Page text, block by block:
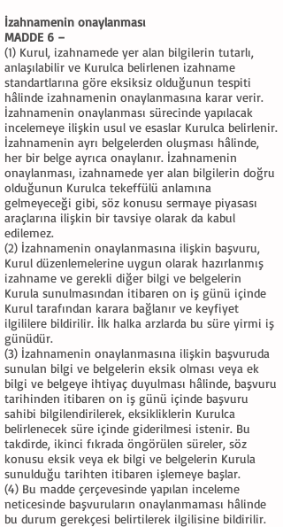
İzahnamenin onaylanması
MADDE 6 –
(1) Kurul, izahnamede yer alan bilgilerin tutarlı,
anlaşılabilir ve Kurulca belirlenen izahname
standartlarına göre eksiksiz olduğunun tespiti
hâlinde izahnamenin onaylanmasına karar verir.
İzahnamenin onaylanması sürecinde yapılacak
incelemeye ilişkin usul ve esaslar Kurulca belirlenir.
İzahnamenin ayrı belgelerden oluşması hâlinde,
her bir belge ayrıca onaylanır. İzahnamenin
onaylanması, izahnamede yer alan bilgilerin doğru
olduğunun Kurulca tekeffülü anlamına
gelmeyeceği gibi, söz konusu sermaye piyasası
araçlarına ilişkin bir tavsiye olarak da kabul
edilemez.
(2) İzahnamenin onaylanmasına ilişkin başvuru,
Kurul düzenlemelerine uygun olarak hazırlanmış
izahname ve gerekli diğer bilgi ve belgelerin
Kurula sunulmasından itibaren on iş günü içinde
Kurul tarafından karara bağlanır ve keyfiyet
ilgililere bildirilir. İlk halka arzlarda bu süre yirmi iş
günüdür.
(3) İzahnamenin onaylanmasına ilişkin başvuruda
sunulan bilgi ve belgelerin eksik olması veya ek
bilgi ve belgeye ihtiyaç duyulması hâlinde, başvuru
tarihinden itibaren on iş günü içinde başvuru
sahibi bilgilendirilerek, eksikliklerin Kurulca
belirlenecek süre içinde giderilmesi istenir. Bu
takdirde, ikinci fıkrada öngörülen süreler, söz
konusu eksik veya ek bilgi ve belgelerin Kurula
sunulduğu tarihten itibaren işlemeye başlar.
(4) Bu madde çerçevesinde yapılan inceleme
neticesinde başvuruların onaylanmaması hâlinde
bu durum gerekçesi belirtilerek ilgilisine bildirilir.